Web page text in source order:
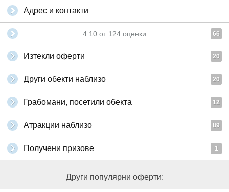
Адрес и контакти
4.10 от 124 оценки 66
Изтекли оферти 20
Други обекти наблизо 20
Грабомани, посетили обекта 12
Атракции наблизо 89
Получени призове 1
Други популярни оферти: